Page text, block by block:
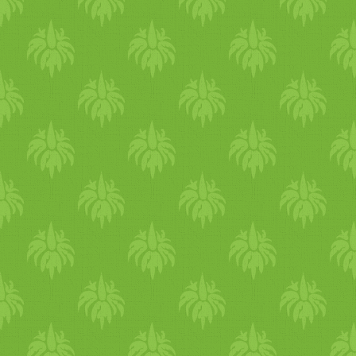
kötőszövetekre, porcokra,
csontokra hat jótékonyan.
Megakadályozza és
az érelmeszesedést , és
visszaadja az elváltozott erek
rugalmasságát, normalizálja
ezzel a vérnyomást is.
Rosttartalma valamivel